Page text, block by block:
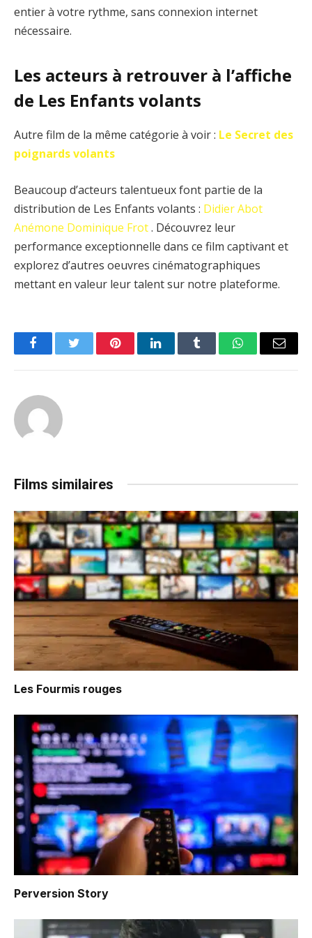
entier à votre rythme, sans connexion internet
nécessaire.
Les acteurs à retrouver à l’affiche
de Les Enfants volants
Autre film de la même catégorie à voir : Le Secret des
poignards volants
Beaucoup d’acteurs talentueux font partie de la
distribution de Les Enfants volants : Didier Abot
Anémone Dominique Frot. Découvrez leur
performance exceptionnelle dans ce film captivant et
explorez d’autres oeuvres cinématographiques
mettant en valeur leur talent sur notre plateforme.
FacebookTwitter PinterestLinkedInTumblr WhatsAppEmail
Films similaires
Les Fourmis rouges
Perversion Story